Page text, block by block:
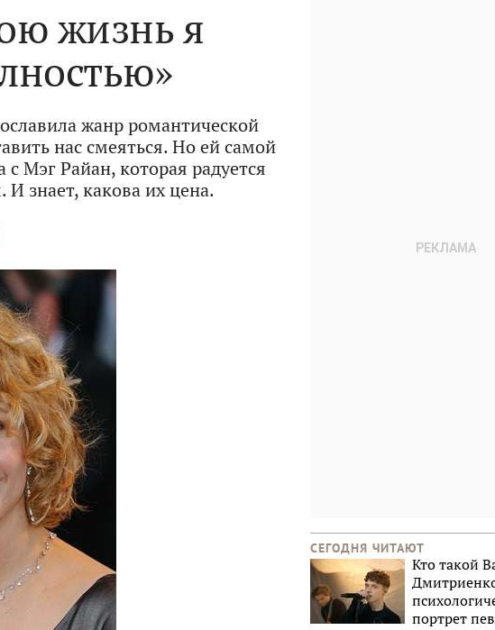
жизнь я
жанр романтической
нас смеяться. Но ей самой
с Мэг Райан, которая радуется
знает, какова их цена.
СЕГОДНЯ ЧИТАЮТ
Кто такой
портрет